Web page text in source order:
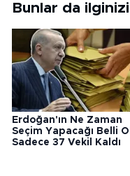
Bunlar da
Erdoğan'ın Ne Zaman
Seçim Yapacağı Belli
Sadece 37 Vekil Kaldı